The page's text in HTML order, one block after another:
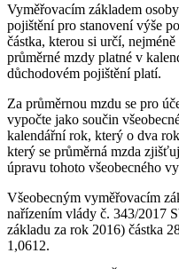
Vyměřovacím základem
pojištění pro stanovení výše
částka, kterou si určí,
průměrné mzdy platné v
důchodovém pojištění platí.
Za průměrnou mzdu se pro
vypočte jako součin
kalendářní rok, který o dva
který se průměrná mzda
úpravu tohoto všeobecného
Všeobecným vyměřovacím
nařízením vlády č. 343/2017
základu za rok 2016) částka
1,0612.